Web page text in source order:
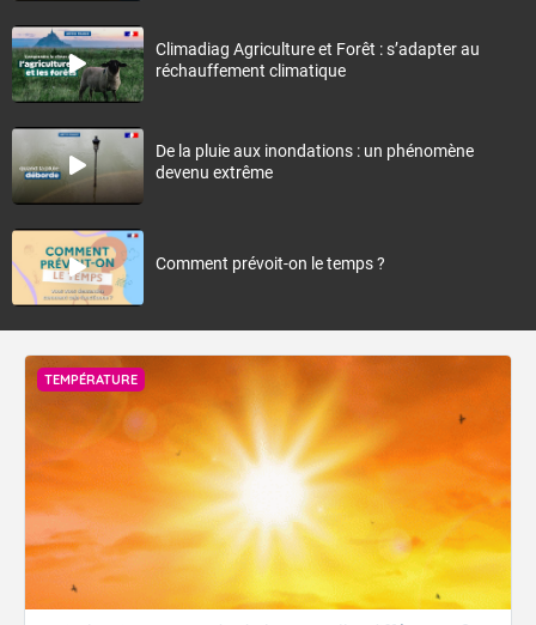
Climadiag Agriculture et Forêt : s’adapter au
réchauffement climatique
De la pluie aux inondations : un phénomène
devenu extrême
Comment prévoit-on le temps ?
TEMPÉRATURE